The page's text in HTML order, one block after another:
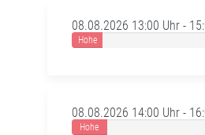
08.08.2026 13:00 Uhr -
Hohe
08.08.2026 14:00 Uhr -
Hohe